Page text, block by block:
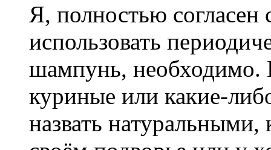
Я, полностью согласен
использовать
шампунь, необходимо.
куриные или какие-
назвать натуральными,